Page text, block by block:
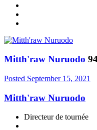
Mitth'raw Nuruodo
Posted September 15, 2021
Mitth'raw Nuruodo
Directeur de tournée